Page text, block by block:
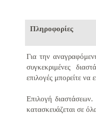
Πληροφορίες
Για την
συγκεκριμένες
επιλογές μπορείτε να
Επιλογή
κατασκευάζεται σε